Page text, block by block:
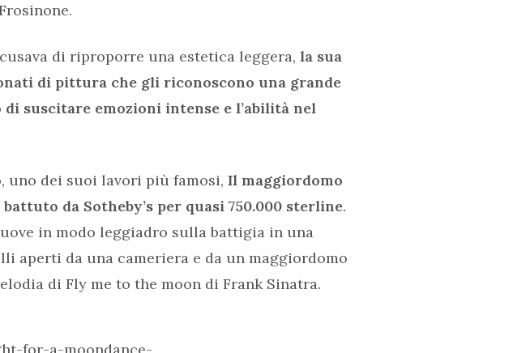
di riproporre una estetica leggera, la sua
di pittura che gli riconoscono una grande
suscitare emozioni intense e l’abilità nel
uno dei suoi lavori più famosi, Il maggiordomo
da Sotheby’s per quasi 750.000 sterline.
in modo leggiadro sulla battigia in una
aperti da una cameriera e da un maggiordomo
di Fly me to the moon di Frank Sinatra.